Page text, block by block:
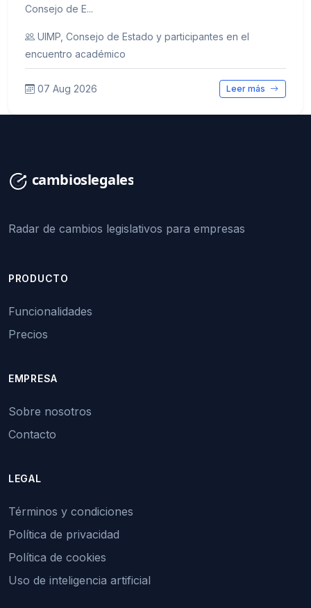
Consejo de E...
UIMP, Consejo de Estado y participantes en el
encuentro académico
07 Aug 2026 Leer más
Radar de cambios legislativos para empresas
PRODUCTO
Funcionalidades
Precios
EMPRESA
Sobre nosotros
Contacto
LEGAL
Términos y condiciones
Política de privacidad
Política de cookies
Uso de inteligencia artificial